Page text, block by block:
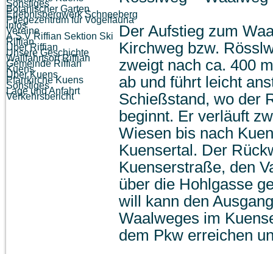
Sonstiges
Botanischer Garten
Erlebnisbergwerk Schneeberg
Pflegezentrum für Vogelfauna
Infos
Vereine
A.S.V Riffian Sektion Ski
Riffian
Über Riffian
Unsere Geschichte
Wallfahrtsort Riffian
Gemeinde Riffian
Kuens
Über Kuens
Pfarrkirche Kuens
Sonstiges
Lage und Anfahrt
Verkehrsbericht
Der Aufstieg zum
Kirchweg bzw.
zweigt nach ca. 400
ab und führt leicht
Schießstand, wo der
beginnt. Er verläuft
Wiesen bis nach
Kuensertal. Der
Kuenserstraße, den
über die Hohlgasse
will kann den
Waalweges im
dem Pkw erreichen